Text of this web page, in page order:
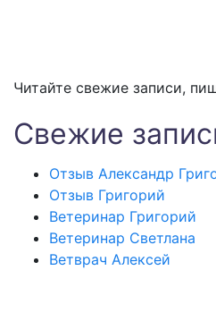
Читайте свежие записи,
Свежие
Отзыв Александр
Отзыв Григорий
Ветеринар Григорий
Ветеринар Светлана
Ветврач Алексей